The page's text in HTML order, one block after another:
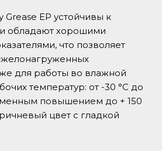
EP устойчивы к
обладают хорошими
что позволяет
для работы во влажной
температур: от -30 °С до
повышением до + 150
цвет с гладкой